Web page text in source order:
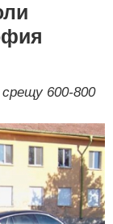
600-800